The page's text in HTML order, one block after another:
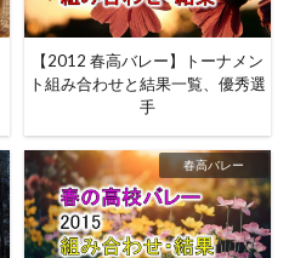
【2012 春高バレー】トーナメン
ト組み合わせと結果一覧、優秀選
手
春高バレー